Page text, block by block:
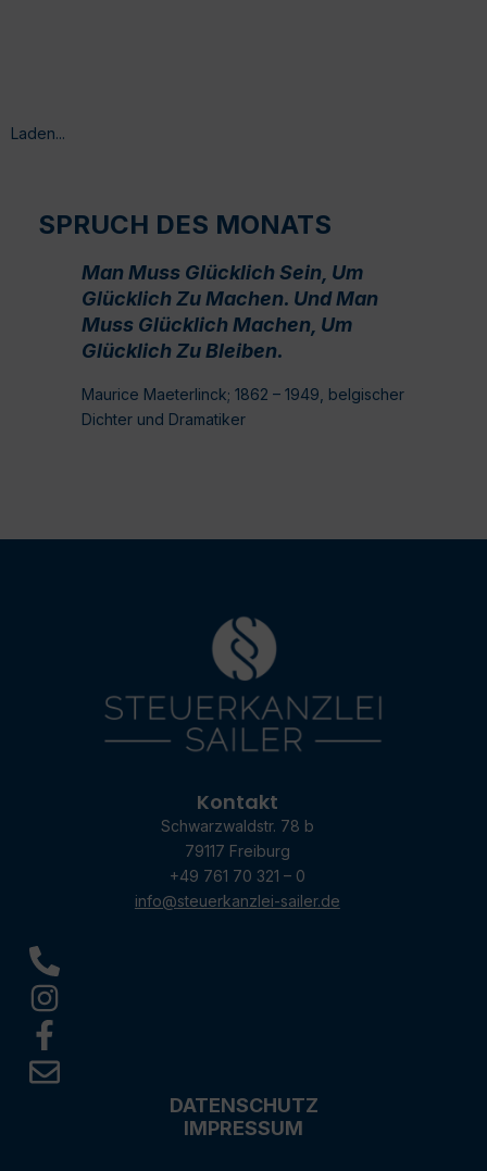
Laden...
SPRUCH DES MONATS
Man Muss Glücklich Sein, Um
Glücklich Zu Machen. Und Man
Muss Glücklich Machen, Um
Glücklich Zu Bleiben.
Maurice Maeterlinck; 1862 – 1949, belgischer
Dichter und Dramatiker
Kontakt
Schwarzwaldstr. 78 b
79117 Freiburg
+49 761 70 321 – 0
info@steuerkanzlei-sailer.de
DATENSCHUTZ
IMPRESSUM